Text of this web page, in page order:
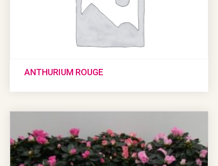
ANTHURIUM ROUGE